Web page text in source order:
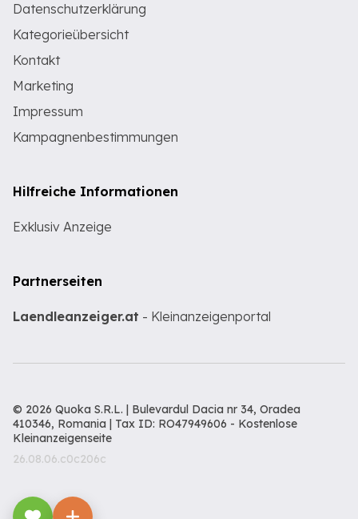
Datenschutzerklärung
Kategorieübersicht
Kontakt
Marketing
Impressum
Kampagnenbestimmungen
Hilfreiche Informationen
Exklusiv Anzeige
Partnerseiten
Laendleanzeiger.at - Kleinanzeigenportal
© 2026 Quoka S.R.L. | Bulevardul Dacia nr 34, Oradea
410346, Romania | Tax ID: RO47949606 - Kostenlose
Kleinanzeigenseite
26.08.06.c0c206c